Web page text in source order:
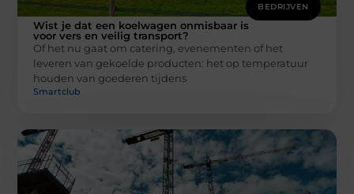
BEDRIJVEN
Wist je dat een koelwagen onmisbaar is
voor vers en veilig transport?
Of het nu gaat om catering, evenementen of het
leveren van gekoelde producten: het op temperatuur
houden van goederen tijdens
Smartclub